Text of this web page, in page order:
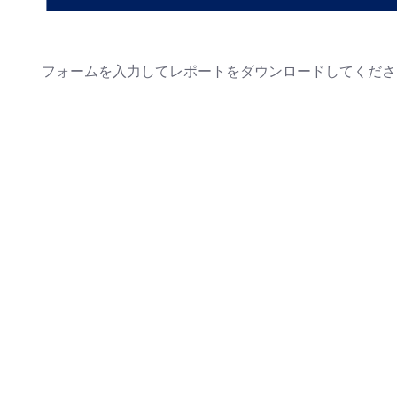
フォームを入力してレポートをダウンロードしてくだ